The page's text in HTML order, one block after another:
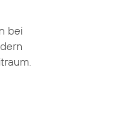
bei